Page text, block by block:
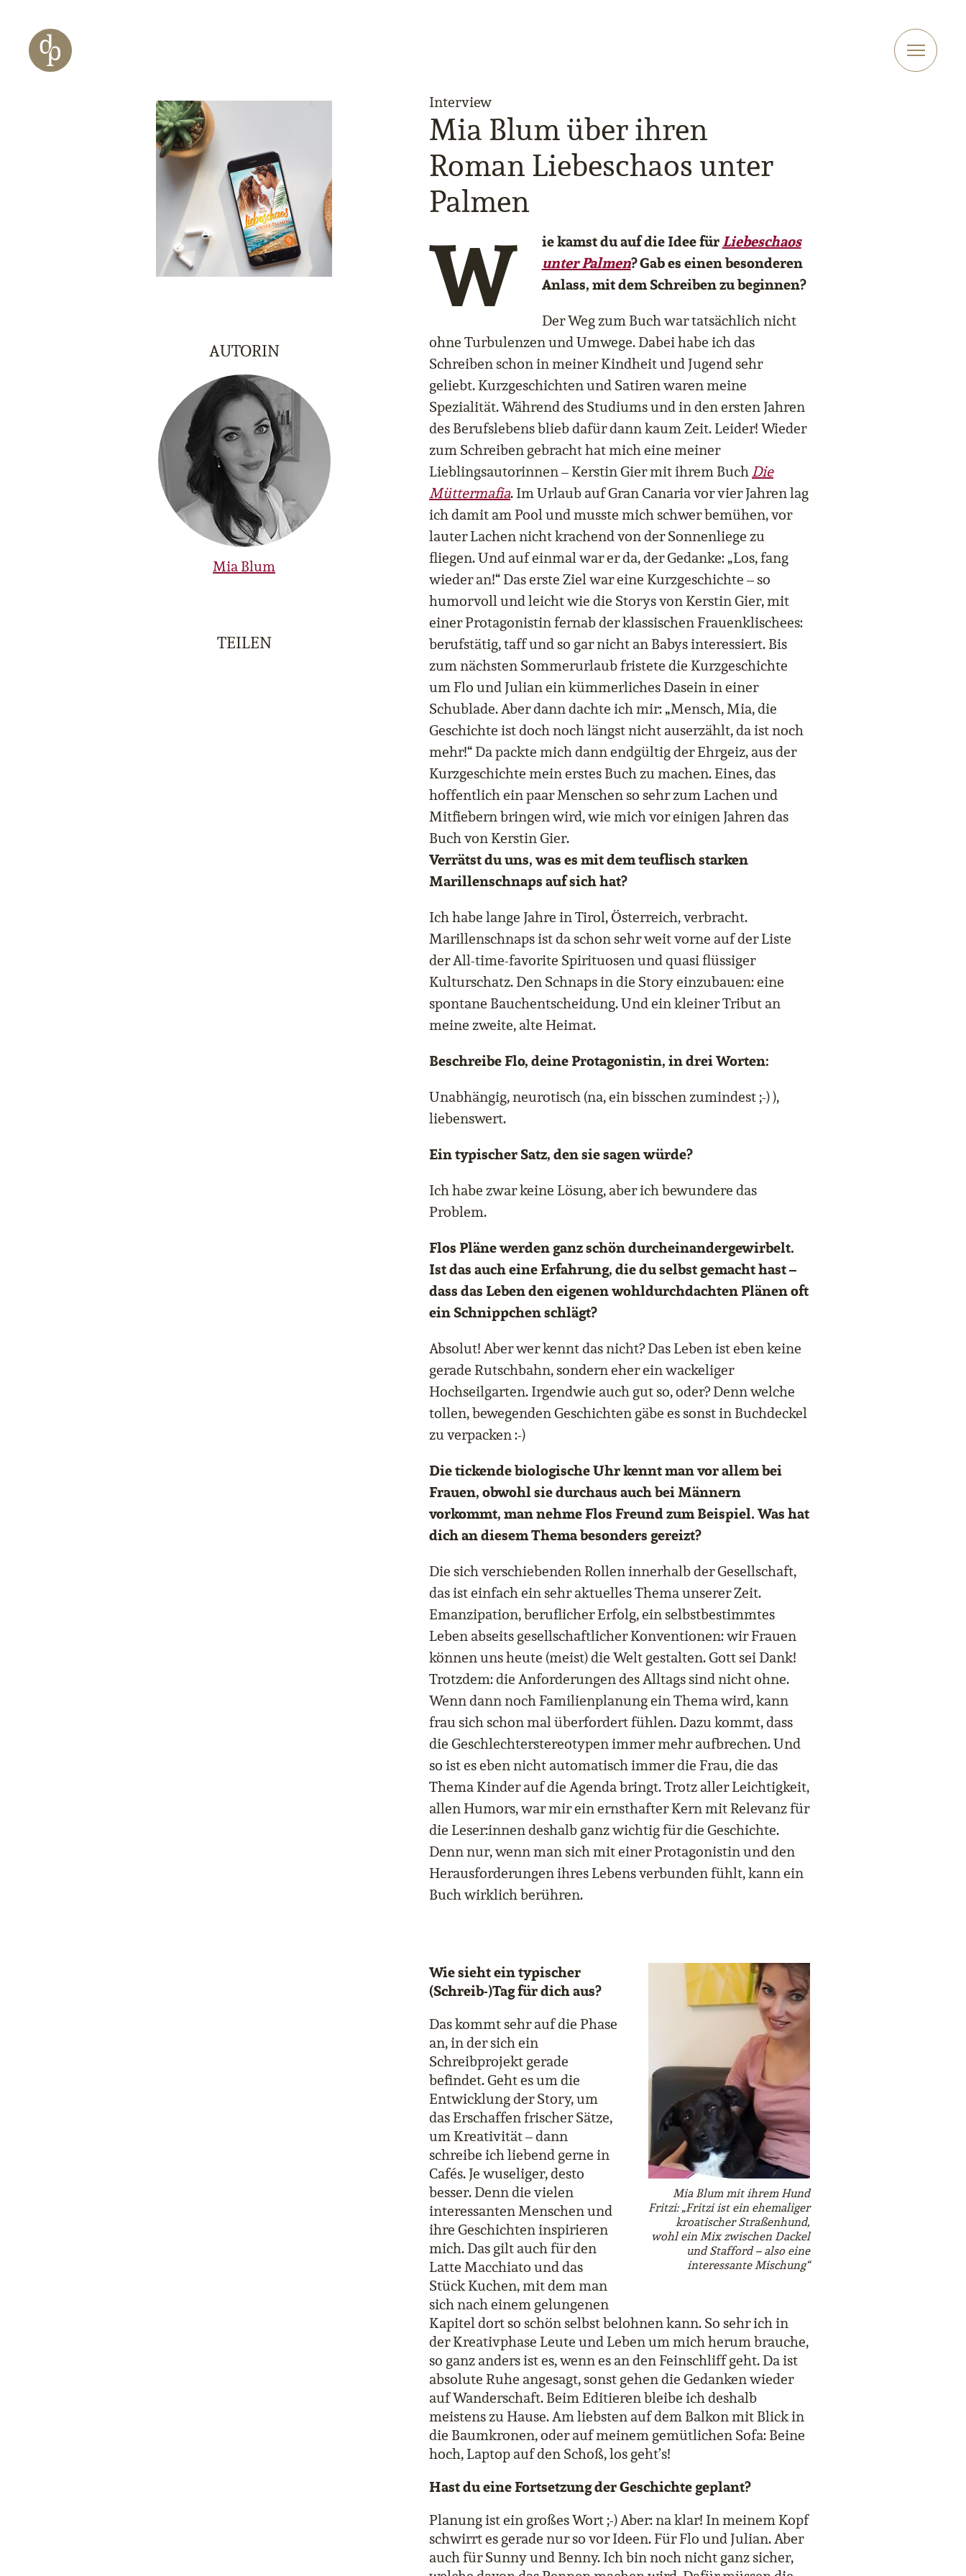
Zur Navigation springen
Zur Website-Suche springen
AUTORIN
Mia Blum
TEILEN
Interview
Mia Blum über ihren
Roman Liebeschaos unter
Palmen
W ie kamst du auf die Idee fürLiebeschaos
unter Palmen? Gab es einen besonderen
Anlass, mit dem Schreiben zu beginnen?
Der Weg zum Buch war tatsächlich nicht
ohne Turbulenzen und Umwege. Dabei habe ich das
Schreiben schon in meiner Kindheit und Jugend sehr
geliebt. Kurzgeschichten und Satiren waren meine
Spezialität. Während des Studiums und in den ersten Jahren
des Berufslebens blieb dafür dann kaum Zeit. Leider! Wieder
zum Schreiben gebracht hat mich eine meiner
Lieblingsautorinnen – Kerstin Gier mit ihrem BuchDie
Müttermafia. Im Urlaub auf Gran Canaria vor vier Jahren lag
ich damit am Pool und musste mich schwer bemühen, vor
lauter Lachen nicht krachend von der Sonnenliege zu
fliegen. Und auf einmal war er da, der Gedanke: „Los, fang
wieder an!“ Das erste Ziel war eine Kurzgeschichte – so
humorvoll und leicht wie die Storys von Kerstin Gier, mit
einer Protagonistin fernab der klassischen Frauenklischees:
berufstätig, taff und so gar nicht an Babys interessiert. Bis
zum nächsten Sommerurlaub fristete die Kurzgeschichte
um Flo und Julian ein kümmerliches Dasein in einer
Schublade. Aber dann dachte ich mir: „Mensch, Mia, die
Geschichte ist doch noch längst nicht auserzählt, da ist noch
mehr!“ Da packte mich dann endgültig der Ehrgeiz, aus der
Kurzgeschichte mein erstes Buch zu machen. Eines, das
hoffentlich ein paar Menschen so sehr zum Lachen und
Mitfiebern bringen wird, wie mich vor einigen Jahren das
Buch von Kerstin Gier.
Verrätst du uns, was es mit dem teuflisch starken
Marillenschnaps auf sich hat?
Ich habe lange Jahre in Tirol, Österreich, verbracht.
Marillenschnaps ist da schon sehr weit vorne auf der Liste
der All-time-favorite Spirituosen und quasi flüssiger
Kulturschatz. Den Schnaps in die Story einzubauen: eine
spontane Bauchentscheidung. Und ein kleiner Tribut an
meine zweite, alte Heimat.
Beschreibe Flo, deine Protagonistin, in drei Worten:
Unabhängig, neurotisch (na, ein bisschen zumindest ;-) ),
liebenswert.
Ein typischer Satz, den sie sagen würde?
Ich habe zwar keine Lösung, aber ich bewundere das
Problem.
Flos Pläne werden ganz schön durcheinandergewirbelt.
Ist das auch eine Erfahrung, die du selbst gemacht hast –
dass das Leben den eigenen wohldurchdachten Plänen oft
ein Schnippchen schlägt?
Absolut! Aber wer kennt das nicht? Das Leben ist eben keine
gerade Rutschbahn, sondern eher ein wackeliger
Hochseilgarten. Irgendwie auch gut so, oder? Denn welche
tollen, bewegenden Geschichten gäbe es sonst in Buchdeckel
zu verpacken :-)
Die tickende biologische Uhr kennt man vor allem bei
Frauen, obwohl sie durchaus auch bei Männern
vorkommt, man nehme Flos Freund zum Beispiel. Was hat
dich an diesem Thema besonders gereizt?
Die sich verschiebenden Rollen innerhalb der Gesellschaft,
das ist einfach ein sehr aktuelles Thema unserer Zeit.
Emanzipation, beruflicher Erfolg, ein selbstbestimmtes
Leben abseits gesellschaftlicher Konventionen: wir Frauen
können uns heute (meist) die Welt gestalten. Gott sei Dank!
Trotzdem: die Anforderungen des Alltags sind nicht ohne.
Wenn dann noch Familienplanung ein Thema wird, kann
frau sich schon mal überfordert fühlen. Dazu kommt, dass
die Geschlechterstereotypen immer mehr aufbrechen. Und
so ist es eben nicht automatisch immer die Frau, die das
Thema Kinder auf die Agenda bringt. Trotz aller Leichtigkeit,
allen Humors, war mir ein ernsthafter Kern mit Relevanz für
die Leser:innen deshalb ganz wichtig für die Geschichte.
Denn nur, wenn man sich mit einer Protagonistin und den
Herausforderungen ihres Lebens verbunden fühlt, kann ein
Buch wirklich berühren.
Mia Blum mit ihrem Hund
Fritzi: „Fritzi ist ein ehemaliger
kroatischer Straßenhund,
wohl ein Mix zwischen Dackel
und Stafford – also eine
interessante Mischung“
Wie sieht ein typischer
(Schreib-)Tag für dich aus?
Das kommt sehr auf die Phase
an, in der sich ein
Schreibprojekt gerade
befindet. Geht es um die
Entwicklung der Story, um
das Erschaffen frischer Sätze,
um Kreativität – dann
schreibe ich liebend gerne in
Cafés. Je wuseliger, desto
besser. Denn die vielen
interessanten Menschen und
ihre Geschichten inspirieren
mich. Das gilt auch für den
Latte Macchiato und das
Stück Kuchen, mit dem man
sich nach einem gelungenen
Kapitel dort so schön selbst belohnen kann. So sehr ich in
der Kreativphase Leute und Leben um mich herum brauche,
so ganz anders ist es, wenn es an den Feinschliff geht. Da ist
absolute Ruhe angesagt, sonst gehen die Gedanken wieder
auf Wanderschaft. Beim Editieren bleibe ich deshalb
meistens zu Hause. Am liebsten auf dem Balkon mit Blick in
die Baumkronen, oder auf meinem gemütlichen Sofa: Beine
hoch, Laptop auf den Schoß, los geht’s!
Hast du eine Fortsetzung der Geschichte geplant?
Planung ist ein großes Wort ;-) Aber: na klar! In meinem Kopf
schwirrt es gerade nur so vor Ideen. Für Flo und Julian. Aber
auch für Sunny und Benny. Ich bin noch nicht ganz sicher,